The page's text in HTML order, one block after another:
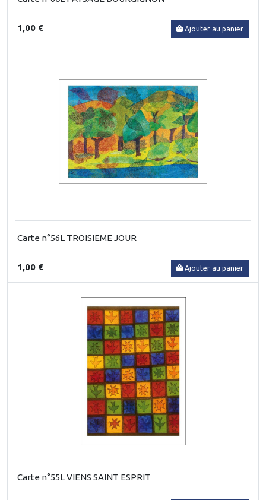
1,00 € Ajouter au panier
Carte n°56L TROISIEME JOUR
1,00 € Ajouter au panier
Carte n°55L VIENS SAINT ESPRIT